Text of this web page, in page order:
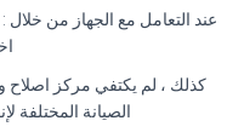
عند التعامل مع الجهاز من خلال :
كذلك ، لم يكتفي مركز
الصيانة المختلفة